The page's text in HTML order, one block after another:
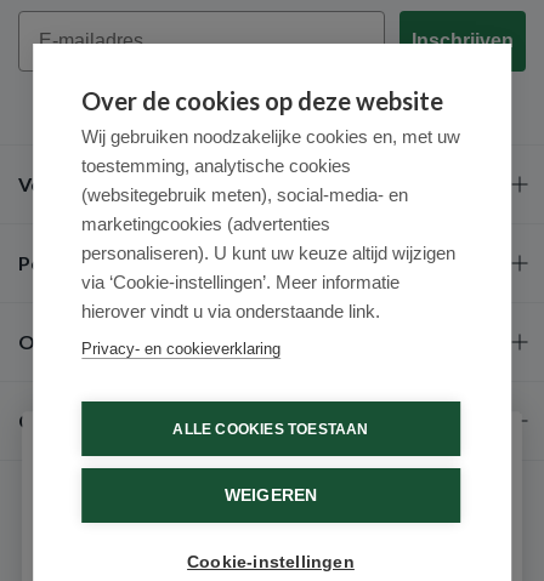
Email
Inschrijven
Veel gestelde vragen
Populaire merken
Over ons
Contact
Over de cookies op deze website
Wij gebruiken noodzakelijke cookies en, met uw
toestemming, analytische cookies
(websitegebruik meten), social-media- en
marketingcookies (advertenties
personaliseren). U kunt uw keuze altijd wijzigen
via ‘Cookie-instellingen’. Meer informatie
hierover vindt u via onderstaande link.
Privacy- en cookieverklaring
ALLE COOKIES TOESTAAN
WEIGEREN
Cookie-instellingen
Schrijf je in voor onze nieuwsbrief
Ontvang als eerste de beste aanbiedingen en persoonlijk
advies